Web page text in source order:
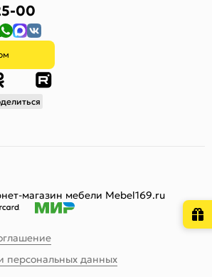
00
магазин мебели Mebel169.ru
персональных данных